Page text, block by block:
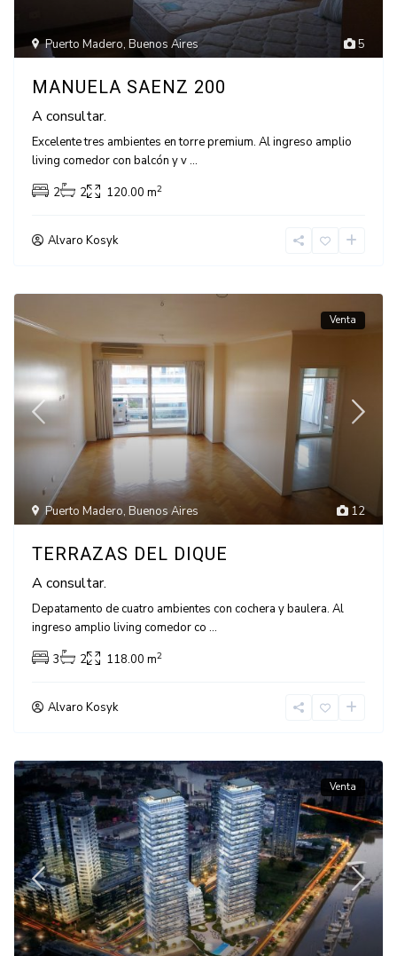
5
Puerto Madero,Buenos Aires
MANUELA SAENZ 200
A consultar.
Excelente tres ambientes en torre premium. Al ingreso amplio
living comedor con balcón y v...
2
2 120.00 m2
Alvaro Kosyk
12
Puerto Madero,Buenos Aires
Venta
TERRAZAS DEL DIQUE
A consultar.
Depatamento de cuatro ambientes con cochera y baulera. Al
ingreso amplio living comedor co...
3
2 118.00 m2
Alvaro Kosyk
Venta